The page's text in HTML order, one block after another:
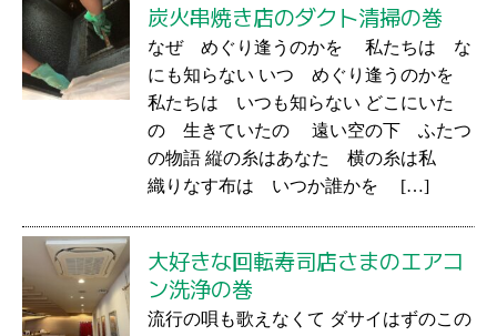
炭火串焼き店のダクト清掃の巻
なぜ めぐり逢うのかを 私たちは な
にも知らない いつ めぐり逢うのかを
私たちは いつも知らない どこにいた
の 生きていたの 遠い空の下 ふたつ
の物語 縦の糸はあなた 横の糸は私
織りなす布は いつか誰かを […]
大好きな回転寿司店さまのエアコ
ン洗浄の巻
流行の唄も歌えなくて ダサイはずのこの